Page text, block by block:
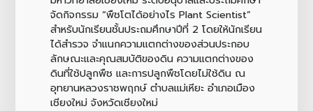
จัดกิจกรรม “พืชโตได้อย่างไร Plant Scientist”
สำหรับนักเรียนชั้นประถมศึกษาปีที่ 2 โดยให้นักเรียน
ได้สำรวจ จำแนกความแตกต่างของส่วนประกอบ
ลักษณะและคุณสมบัติของดิน ความแตกต่างของ
ดินที่ใช้ปลูกพืช และการปลูกพืชโดยไม่ใช้ดิน ณ
อุทยานหลวงราชพฤกษ์ ตำบลแม่เหียะ อำเภอเมือง
เชียงใหม่ จังหวัดเชียงใหม่